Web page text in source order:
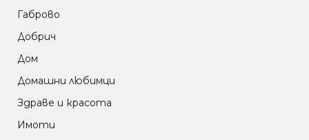
Габрово
Добрич
Дом
Домашни любимци
Здраве и красота
Имоти